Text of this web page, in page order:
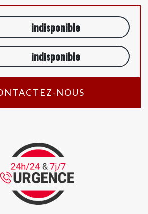
indisponible
indisponible
NOUS